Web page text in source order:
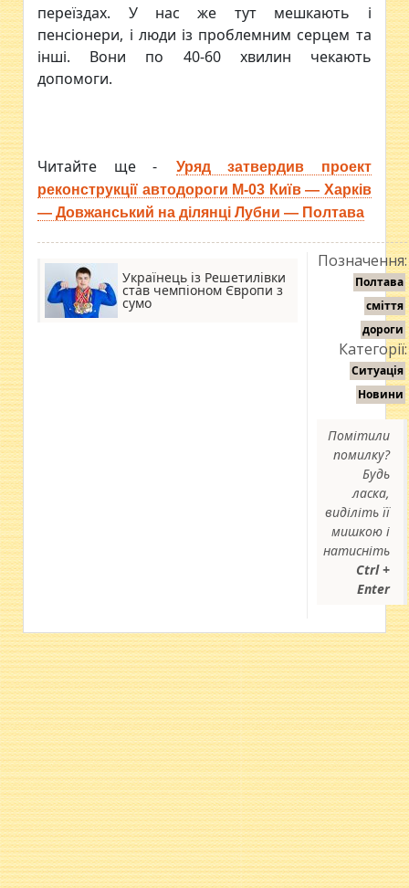
переїздах. У нас же тут мешкають і
пенсіонери, і люди із проблемним серцем та
інші. Вони по 40-60 хвилин чекають
допомоги.
Читайте ще -
Уряд затвердив проект
реконструкції автодороги М-03 Київ — Харків
— Довжанський на ділянці Лубни — Полтава
Українець із Решетилівки
став чемпіоном Європи з
сумо
Позначення:
Полтава
сміття
дороги
Категорії:
Ситуація
Новини
Помітили
помилку?
Будь
ласка,
виділіть її
мишкою і
натисніть
Ctrl +
Enter